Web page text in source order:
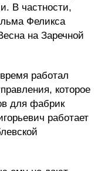
В частности,
Феликса
на Заречной
работал
которое
для фабрик
работает